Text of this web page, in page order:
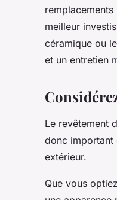
meilleur
céramique ou
et un entretien
Le revêtement
donc important
extérieur.
Que vous